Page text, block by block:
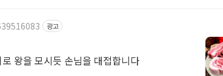
광고
왕을 모시듯 손님을 대접합니다